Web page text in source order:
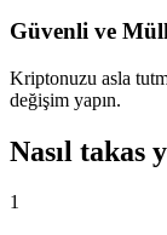
Güvenli ve
Kriptonuzu asla
değişim yapın.
Nasıl takas
1